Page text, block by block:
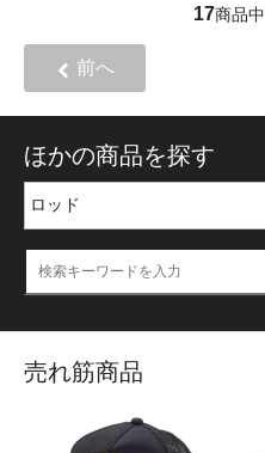
17商品中
前へ
ほかの商品を探す
売れ筋商品